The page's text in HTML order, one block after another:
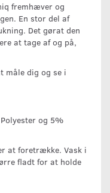
fremhæver og
En stor del af
Det gørat den
at tage af og på,
måle dig og se i
og 5%
at foretrække. Vask i
fladt for at holde